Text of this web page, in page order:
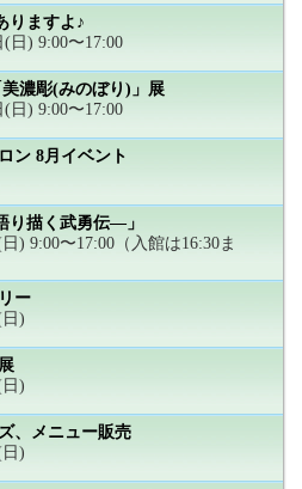
りますよ♪
日) 9:00〜17:00
濃彫(みのぼり)」展
日) 9:00〜17:00
ン 8月イベント
り描く武勇伝―」
) 9:00〜17:00（入館は16:30ま
ー
)
)
、メニュー販売
)